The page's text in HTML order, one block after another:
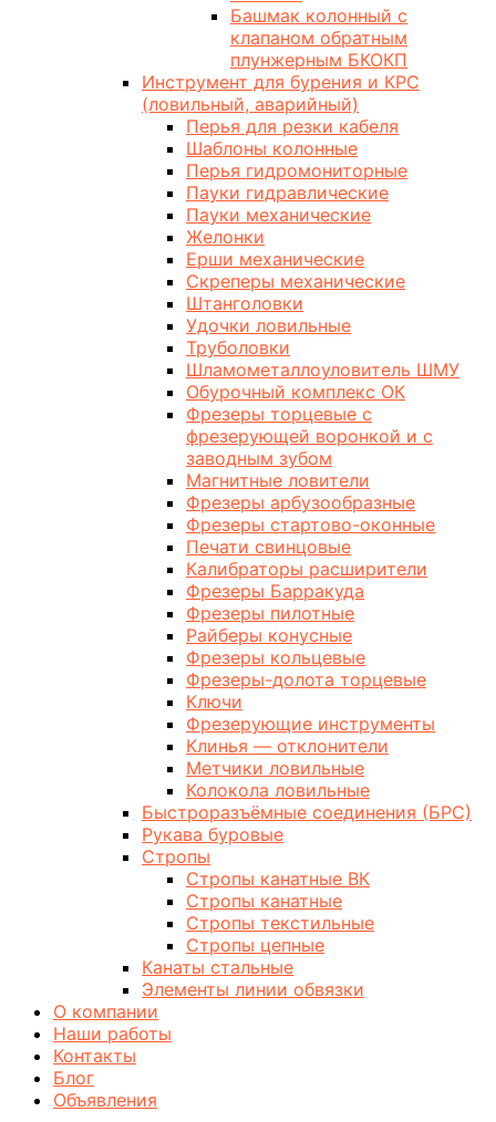
Башмак колонный с
клапаном обратным
плунжерным БКОКП
Инструмент для бурения и КРС
(ловильный, аварийный)
Перья для резки кабеля
Шаблоны колонные
Перья гидромониторные
Пауки гидравлические
Пауки механические
Желонки
Ерши механические
Скреперы механические
Штанголовки
Удочки ловильные
Труболовки
Шламометаллоуловитель ШМУ
Обурочный комплекс ОК
Фрезеры торцевые с
фрезерующей воронкой и с
заводным зубом
Магнитные ловители
Фрезеры арбузообразные
Фрезеры стартово-оконные
Печати свинцовые
Калибраторы расширители
Фрезеры Барракуда
Фрезеры пилотные
Райберы конусные
Фрезеры кольцевые
Фрезеры-долота торцевые
Ключи
Фрезерующие инструменты
Клинья — отклонители
Метчики ловильные
Колокола ловильные
Быстроразъёмные соединения (БРС)
Рукава буровые
Стропы
Стропы канатные ВК
Стропы канатные
Стропы текстильные
Стропы цепные
Канаты стальные
Элементы линии обвязки
О компании
Наши работы
Контакты
Блог
Объявления